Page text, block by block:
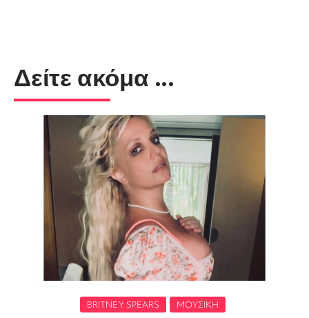
Δείτε ακόμα ...
BRITNEY SPEARS ΜΟΥΣΙΚΉ